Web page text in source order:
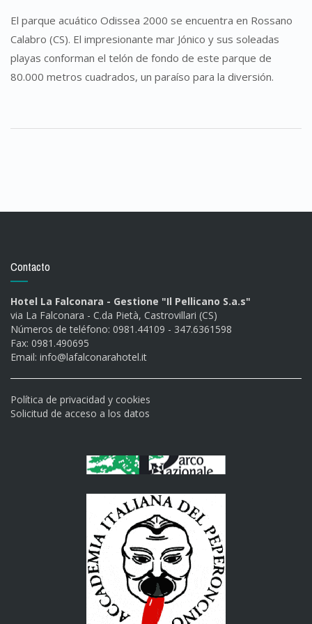
El parque acuático Odissea 2000 se encuentra en Rossano
Calabro (CS). El impresionante mar Jónico y sus soleadas
playas conforman el telón de fondo de este parque de
80.000 metros cuadrados, un paraíso para la diversión.
Contacto
Hotel La Falconara - Gestione "Il Pellicano S.a.s"
via La Falconara - C.da Pietà, Castrovillari (CS)
Números de teléfono: 0981.44109 - 347.6361598
Fax: 0981.490695
Email: info@lafalconarahotel.it
Política de privacidad y cookies
Solicitud de acceso a los datos